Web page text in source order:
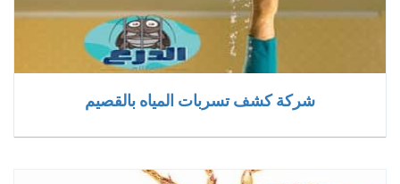
شركة كشف تسربات المياه بالقصيم